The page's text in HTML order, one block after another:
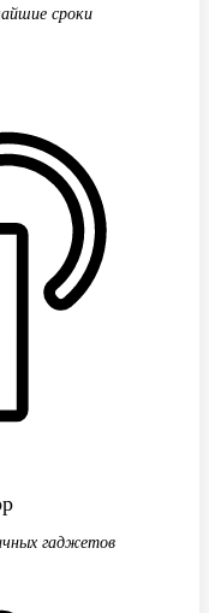
сроки
гаджетов